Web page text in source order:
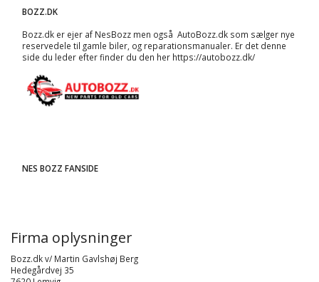
BOZZ.DK
Bozz.dk er ejer af NesBozz men også AutoBozz.dk som sælger nye
reservedele til gamle biler, og reparationsmanualer. Er det denne
side du leder efter finder du den her https://autobozz.dk/
NES BOZZ FANSIDE
Firma oplysninger
Bozz.dk v/ Martin Gavlshøj Berg
Hedegårdvej 35